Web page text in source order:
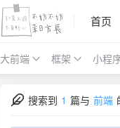
首页
大前端 框架 小程
搜索到 1 篇与 前端